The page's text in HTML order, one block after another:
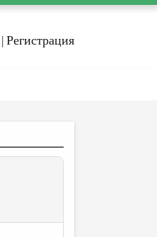
| Регистрация